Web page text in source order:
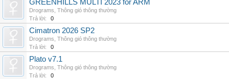
GREENHILLS MULTI 2023 for ARM
Drograms Thông gió thông thường
Trả lời:
0
Cimatron 2026 SP2
Drograms Thông gió thông thường
Trả lời:
0
Plato v7.1
Drograms Thông gió thông thường
Trả lời:
0